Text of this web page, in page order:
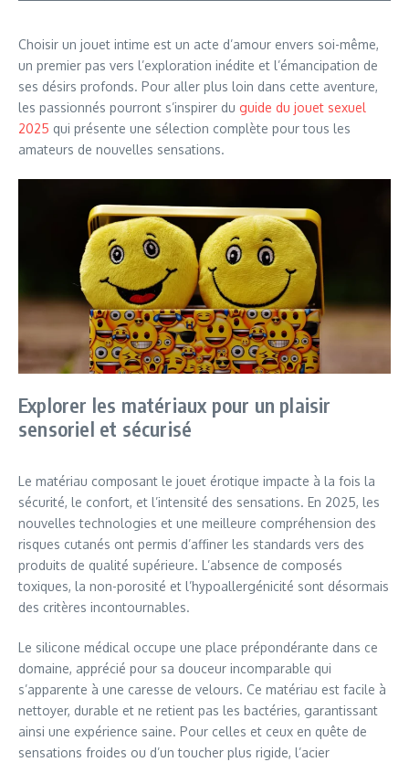
Choisir un jouet intime est un acte d’amour envers soi-même,
un premier pas vers l’exploration inédite et l’émancipation de
ses désirs profonds. Pour aller plus loin dans cette aventure,
les passionnés pourront s’inspirer du guide du jouet sexuel
2025 qui présente une sélection complète pour tous les
amateurs de nouvelles sensations.
Explorer les matériaux pour un plaisir
sensoriel et sécurisé
Le matériau composant le jouet érotique impacte à la fois la
sécurité, le confort, et l’intensité des sensations. En 2025, les
nouvelles technologies et une meilleure compréhension des
risques cutanés ont permis d’affiner les standards vers des
produits de qualité supérieure. L’absence de composés
toxiques, la non-porosité et l’hypoallergénicité sont désormais
des critères incontournables.
Le silicone médical occupe une place prépondérante dans ce
domaine, apprécié pour sa douceur incomparable qui
s’apparente à une caresse de velours. Ce matériau est facile à
nettoyer, durable et ne retient pas les bactéries, garantissant
ainsi une expérience saine. Pour celles et ceux en quête de
sensations froides ou d’un toucher plus rigide, l’acier